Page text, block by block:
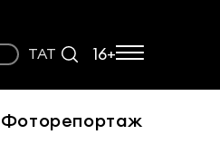
ТАТ 16+
Фоторепортаж